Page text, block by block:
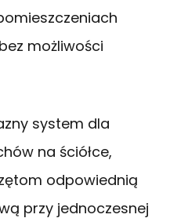
możliwości
system dla
na ściółce,
odpowiednią
przy jednoczesnej